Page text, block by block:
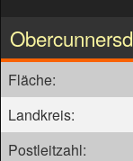
Fläche:
Landkreis:
Postleitzahl: